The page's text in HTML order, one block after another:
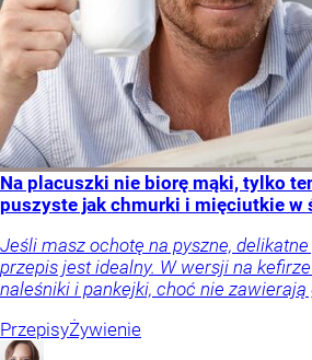
Na placuszki nie biorę mąki, tylko
puszyste jak chmurki i mięciutkie w
Jeśli masz ochotę na pyszne,
przepis jest idealny. W wersji na
naleśniki i pankejki, choć nie
PrzepisyŻywienie